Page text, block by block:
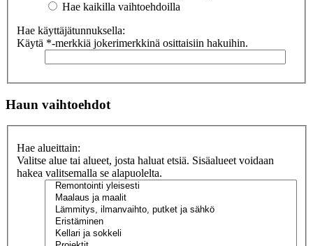
Hae kaikilla vaihtoehdoilla
Hae käyttäjätunnuksella:
Käytä *-merkkiä jokerimerkkinä osittaisiin hakuihin.
Haun vaihtoehdot
Hae alueittain:
Valitse alue tai alueet, josta haluat etsiä. Sisäalueet voidaan
hakea valitsemalla se alapuolelta.